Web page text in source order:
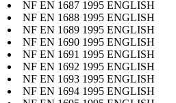
NF EN 1687 1995 ENGLISH
NF EN 1688 1995 ENGLISH
NF EN 1689 1995 ENGLISH
NF EN 1690 1995 ENGLISH
NF EN 1691 1995 ENGLISH
NF EN 1692 1995 ENGLISH
NF EN 1693 1995 ENGLISH
NF EN 1694 1995 ENGLISH